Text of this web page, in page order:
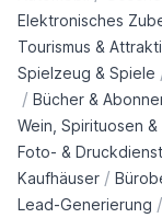
Elektronisches
Tourismus &
Spielzeug & Spiele
/ Bücher &
Wein, Spirituosen &
Foto- &
Kaufhäuser /
Lead-Generierung /